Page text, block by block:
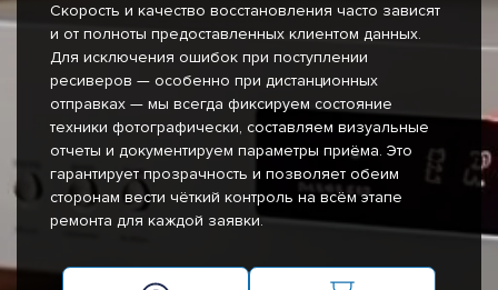
Скорость и качество восстановления часто зависят
и от полноты предоставленных клиентом данных.
Для исключения ошибок при поступлении
ресиверов — особенно при дистанционных
отправках — мы всегда фиксируем состояние
техники фотографически, составляем визуальные
отчеты и документируем параметры приёма. Это
гарантирует прозрачность и позволяет обеим
сторонам вести чёткий контроль на всём этапе
ремонта для каждой заявки.